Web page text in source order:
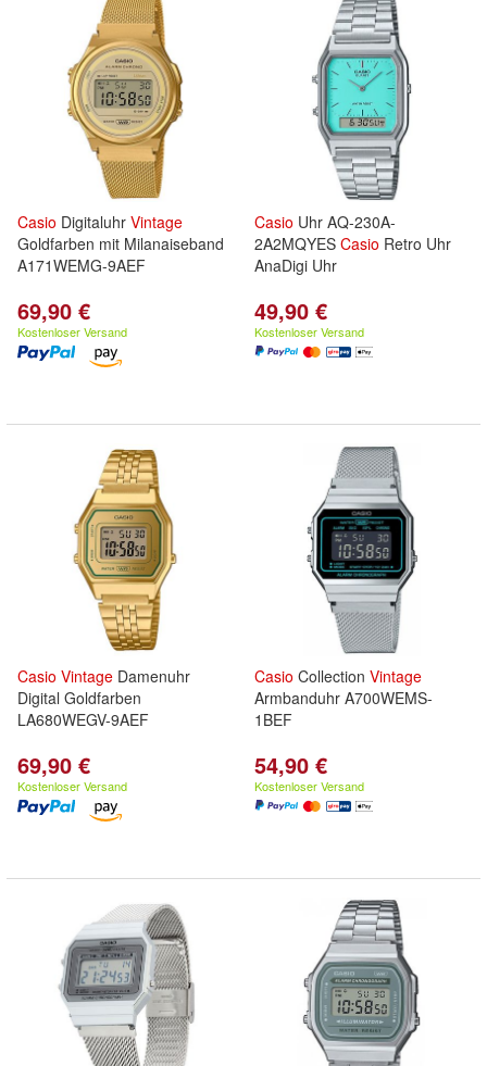
Casio Digitaluhr Vintage
Goldfarben mit Milanaiseband
A171WEMG-9AEF
69,90 €
Kostenloser Versand
Casio Uhr AQ-230A-
2A2MQYES Casio Retro Uhr
AnaDigi Uhr
49,90 €
Kostenloser Versand
Casio Vintage Damenuhr
Digital Goldfarben
LA680WEGV-9AEF
69,90 €
Kostenloser Versand
Casio Collection Vintage
Armbanduhr A700WEMS-
1BEF
54,90 €
Kostenloser Versand